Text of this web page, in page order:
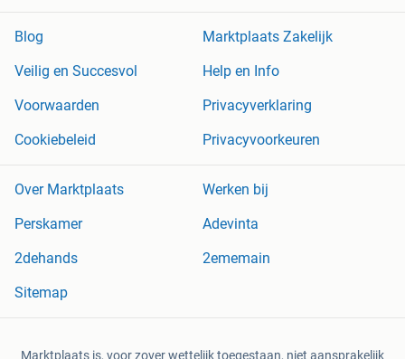
Blog
Marktplaats Zakelijk
Veilig en Succesvol
Help en Info
Voorwaarden
Privacyverklaring
Cookiebeleid
Privacyvoorkeuren
Over Marktplaats
Werken bij
Perskamer
Adevinta
2dehands
2ememain
Sitemap
Marktplaats is, voor zover wettelijk toegestaan, niet aansprakelijk